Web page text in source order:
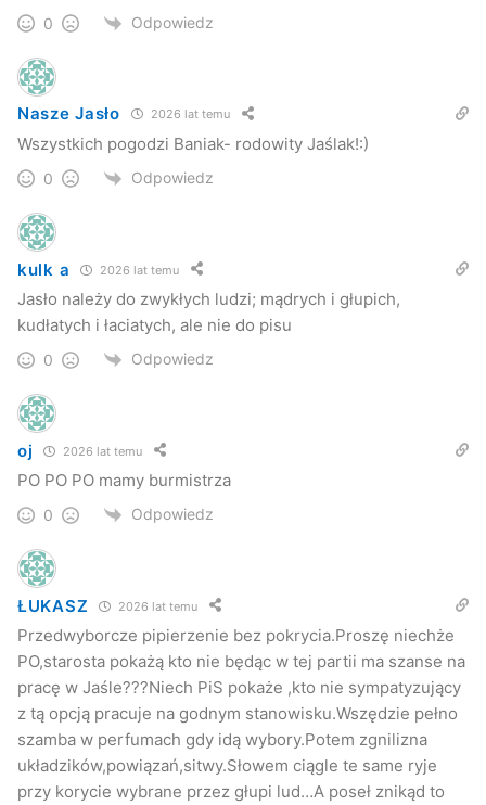
0 Odpowiedz
Nasze Jasło 2026 lat temu
Wszystkich pogodzi Baniak- rodowity Jaślak!:)
0 Odpowiedz
kulk a 2026 lat temu
Jasło należy do zwykłych ludzi; mądrych i głupich,
kudłatych i łaciatych, ale nie do pisu
0 Odpowiedz
oj 2026 lat temu
PO PO PO mamy burmistrza
0 Odpowiedz
ŁUKASZ 2026 lat temu
Przedwyborcze pipierzenie bez pokrycia.Proszę niechże
PO,starosta pokażą kto nie będąc w tej partii ma szanse na
pracę w Jaśle???Niech PiS pokaże ,kto nie sympatyzujący
z tą opcją pracuje na godnym stanowisku.Wszędzie pełno
szamba w perfumach gdy idą wybory.Potem zgnilizna
układzików,powiązań,sitwy.Słowem ciągle te same ryje
przy korycie wybrane przez głupi lud…A poseł znikąd to